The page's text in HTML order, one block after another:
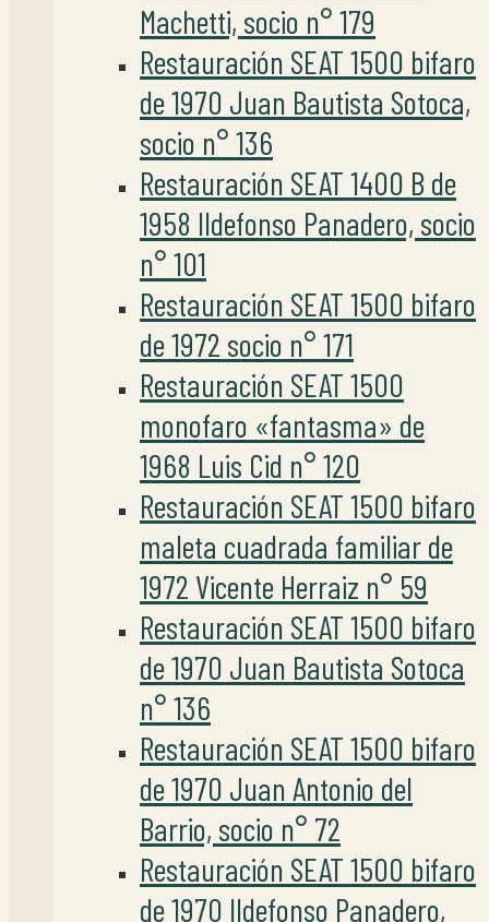
Machetti, socio n° 179
Restauración SEAT 1500 bifaro
de 1970 Juan Bautista Sotoca,
socio n° 136
Restauración SEAT 1400 B de
1958 Ildefonso Panadero, socio
n° 101
Restauración SEAT 1500 bifaro
de 1972 socio n° 171
Restauración SEAT 1500
monofaro «fantasma» de
1968 Luis Cid n° 120
Restauración SEAT 1500 bifaro
maleta cuadrada familiar de
1972 Vicente Herraiz n° 59
Restauración SEAT 1500 bifaro
de 1970 Juan Bautista Sotoca
n° 136
Restauración SEAT 1500 bifaro
de 1970 Juan Antonio del
Barrio, socio n° 72
Restauración SEAT 1500 bifaro
de 1970 Ildefonso Panadero,